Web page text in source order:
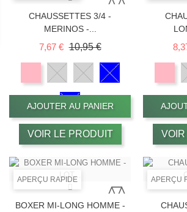
CHAUSSETTES 3/4 -
MERINOS -...
7,67 € Prix de base
10,95 €Prix
AJOUTER AU PANIER
VOIR LE PRODUIT
APERÇU RAPIDE
BOXER MI-LONG HOMME -
APERÇU